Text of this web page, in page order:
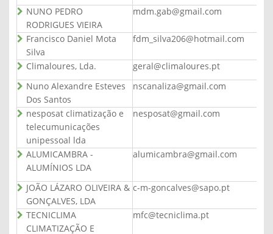
NUNO PEDRO
RODRIGUES VIEIRA
mdm.gab@gmail.com
Francisco Daniel Mota
Silva
fdm_silva206@hotmail.com
Climaloures, Lda.
geral@climaloures.pt
Nuno Alexandre Esteves
Dos Santos
nscanaliza@gmail.com
nesposat climatização e
telecumunicações
unipessoal lda
nesposat@gmail.com
ALUMICAMBRA -
ALUMÍNIOS LDA
alumicambra@gmail.com
JOÃO LÁZARO OLIVEIRA &
GONÇALVES, LDA
c-m-goncalves@sapo.pt
TECNICLIMA
CLIMATIZAÇÃO E
mfc@tecniclima.pt